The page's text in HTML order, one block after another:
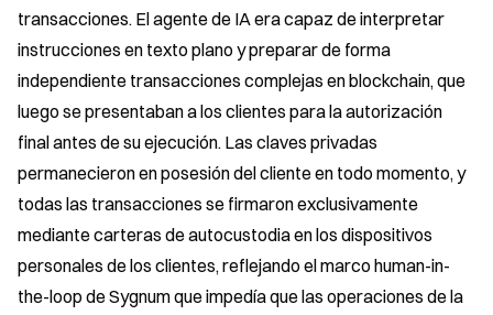
transacciones. El agente de IA era capaz de interpretar
instrucciones en texto plano y preparar de forma
independiente transacciones complejas en blockchain, que
luego se presentaban a los clientes para la autorización
final antes de su ejecución. Las claves privadas
permanecieron en posesión del cliente en todo momento, y
todas las transacciones se firmaron exclusivamente
mediante carteras de autocustodia en los dispositivos
personales de los clientes, reflejando el marco human-in-
the-loop de Sygnum que impedía que las operaciones de la